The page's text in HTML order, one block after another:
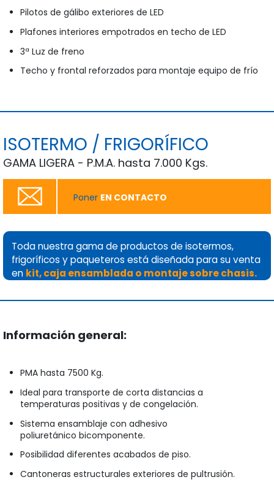
Pilotos de gálibo exteriores de LED
Plafones interiores empotrados en techo de LED
3ª Luz de freno
Techo y frontal reforzados para montaje equipo de frío
ISOTERMO / FRIGORÍFICO
GAMA LIGERA - P.M.A. hasta 7.000 Kgs.
Poner EN CONTACTO
Toda nuestra gama de productos de isotermos,
frigoríficos y paqueteros está diseñada para su venta
en kit, caja ensamblada o montaje sobre chasis.
Información general:
PMA hasta 7500 Kg.
Ideal para transporte de corta distancias a
temperaturas positivas y de congelación.
Sistema ensamblaje con adhesivo
poliuretánico bicomponente.
Posibilidad diferentes acabados de piso.
Cantoneras estructurales exteriores de pultrusión.